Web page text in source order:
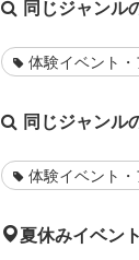
同じジャンル
体験イベント
同じジャンル
体験イベント
夏休みイベン